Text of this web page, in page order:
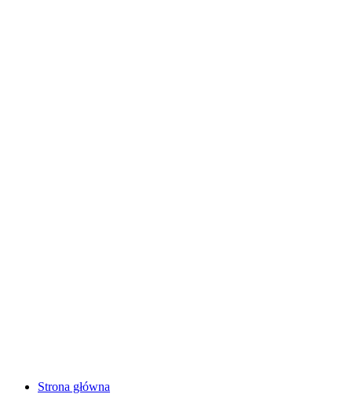
Strona główna